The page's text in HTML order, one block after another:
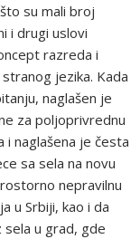
su mali broj
i drugi uslovi
razreda i
jezika. Kada
naglašen je
za poljoprivrednu
i naglašena je česta
sa sela na novu
nepravilnu
u Srbiji, kao i da
u grad, gde